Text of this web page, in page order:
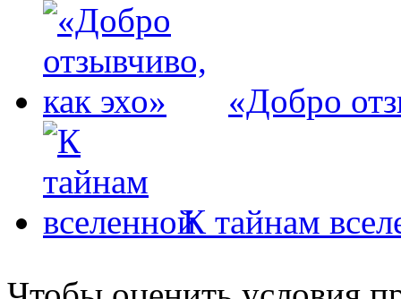
«Добро
К тайнам